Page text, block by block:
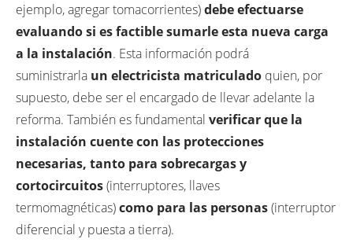
ejemplo, agregar tomacorrientes)debe efectuarse
evaluando si es factible sumarle esta nueva carga
a la instalación. Esta información podrá
suministrarla un electricista matriculado quien, por
supuesto, debe ser el encargado de llevar adelante la
reforma. También es fundamental verificar que la
instalación cuente con las protecciones
necesarias, tanto para sobrecargas y
cortocircuitos(interruptores, llaves
termomagnéticas)como para las personas(interruptor
diferencial y puesta a tierra).